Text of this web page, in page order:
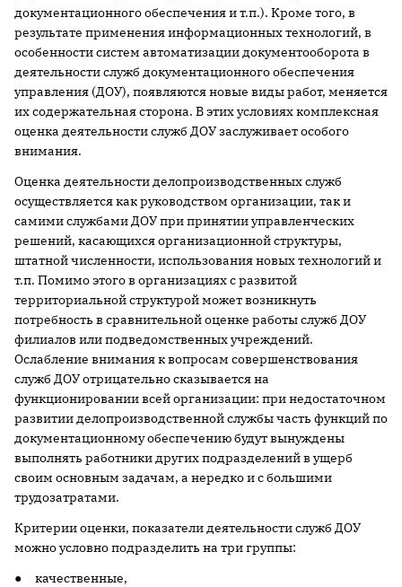
документационного обеспечения и т.п.). Кроме того, в
результате применения информационных технологий, в
особенности систем автоматизации документооборота в
деятельности служб документационного обеспечения
управления (ДОУ), появляются новые виды работ, меняется
их содержательная сторона. В этих условиях комплексная
оценка деятельности служб ДОУ заслуживает особого
внимания.
Оценка деятельности делопроизводственных служб
осуществляется как руководством организации, так и
самими службами ДОУ при принятии управленческих
решений, касающихся организационной структуры,
штатной численности, использования новых технологий и
т.п. Помимо этого в организациях с развитой
территориальной структурой может возникнуть
потребность в сравнительной оценке работы служб ДОУ
филиалов или подведомственных учреждений.
Ослабление внимания к вопросам совершенствования
служб ДОУ отрицательно сказывается на
функционировании всей организации: при недостаточном
развитии делопроизводственной службы часть функций по
документационному обеспечению будут вынуждены
выполнять работники других подразделений в ущерб
своим основным задачам, а нередко и с большими
трудозатратами.
Критерии оценки, показатели деятельности служб ДОУ
можно условно подразделить на три группы:
● качественные,